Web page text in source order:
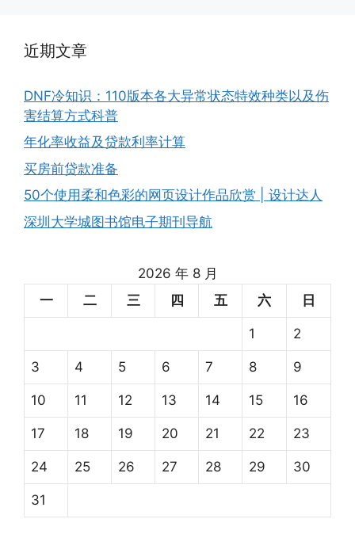
近期文章
DNF冷知识：110版本各大异常状态特效种类以及伤
害结算方式科普
年化率收益及贷款利率计算
买房前贷款准备
50个使用柔和色彩的网页设计作品欣赏 | 设计达人
深圳大学城图书馆电子期刊导航
2026 年 8 月
一
二 三 四 五 六 日
1 2
3 4 5 6 7 8 9
10 11 12 13 14 15 16
17 18 19 20 21 22 23
24 25 26 27 28 29 30
31